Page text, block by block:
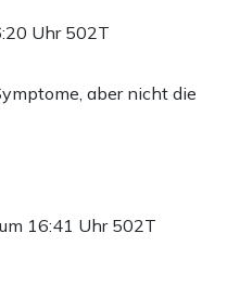
Uhr 502T
aber nicht die
16:41 Uhr 502T